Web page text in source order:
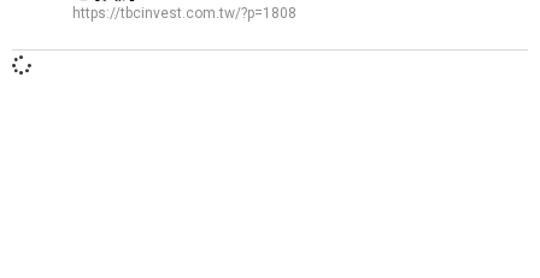
https://tbcinvest.com.tw/?p=1808